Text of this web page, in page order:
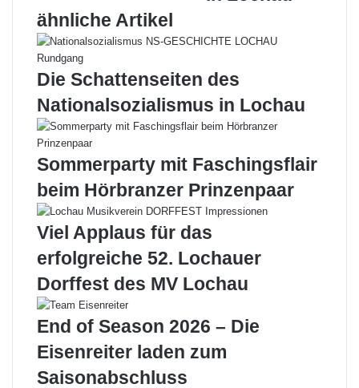
ähnliche Artikel
Die Schattenseiten des
Nationalsozialismus in Lochau
Sommerparty mit Faschingsflair
beim Hörbranzer Prinzenpaar
Viel Applaus für das
erfolgreiche 52. Lochauer
Dorffest des MV Lochau
End of Season 2026 – Die
Eisenreiter laden zum
Saisonabschluss